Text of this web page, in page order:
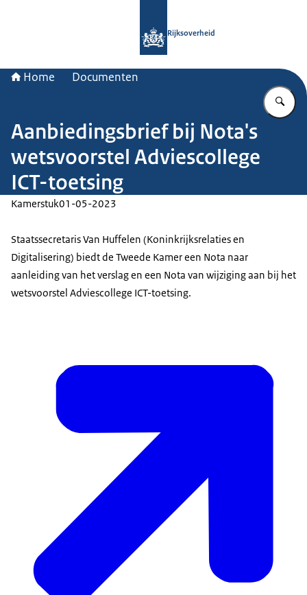
Rijksoverheid
Home Documenten
Aanbiedingsbrief bij Nota's
wetsvoorstel Adviescollege
ICT-toetsing
Kamerstuk01-05-2023
Staatssecretaris Van Huffelen (Koninkrijksrelaties en
Digitalisering) biedt de Tweede Kamer een Nota naar
aanleiding van het verslag en een Nota van wijziging aan bij het
wetsvoorstel Adviescollege ICT-toetsing.